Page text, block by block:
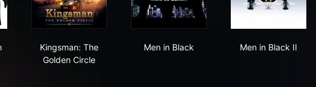
Kingsman: The
Golden Circle
Men in Black
Men in Black II